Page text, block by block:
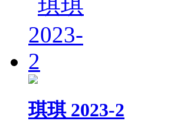
琪琪 2023-2